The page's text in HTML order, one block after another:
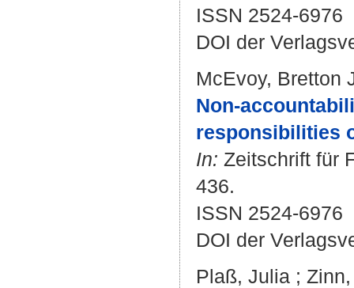
ISSN 2524-6976
DOI der
McEvoy, Bretton
Non-
responsibilities
In: Zeitschrift für
436.
ISSN 2524-6976
DOI der
Plaß, Julia ;